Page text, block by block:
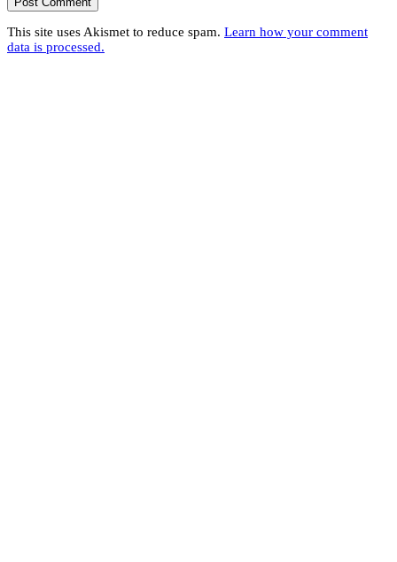
This site uses Akismet to reduce spam. Learn how your comment
data is processed.